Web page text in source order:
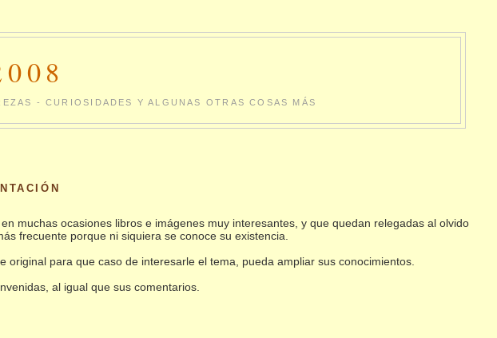
- CURIOSIDADES Y ALGUNAS OTRAS COSAS MÁS
muchas ocasiones libros e imágenes muy interesantes, y que quedan relegadas al olvido
frecuente porque ni siquiera se conoce su existencia.
para que caso de interesarle el tema, pueda ampliar sus conocimientos.
al igual que sus comentarios.